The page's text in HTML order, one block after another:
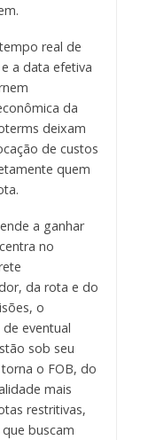
real de
a data efetiva
da
deixam
de custos
quem
a ganhar
no
da rota e do
o
eventual
sob seu
o FOB, do
mais
restritivas,
buscam